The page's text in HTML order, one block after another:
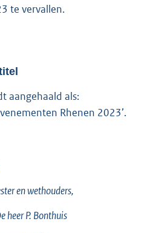
te vervallen.
aangehaald als:
Rhenen 2023’.
en wethouders,
heer P. Bonthuis